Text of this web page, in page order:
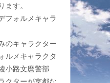
す。
フォルメキャラ
のキャラクター
ルメキャラクタ
小路文麿警部